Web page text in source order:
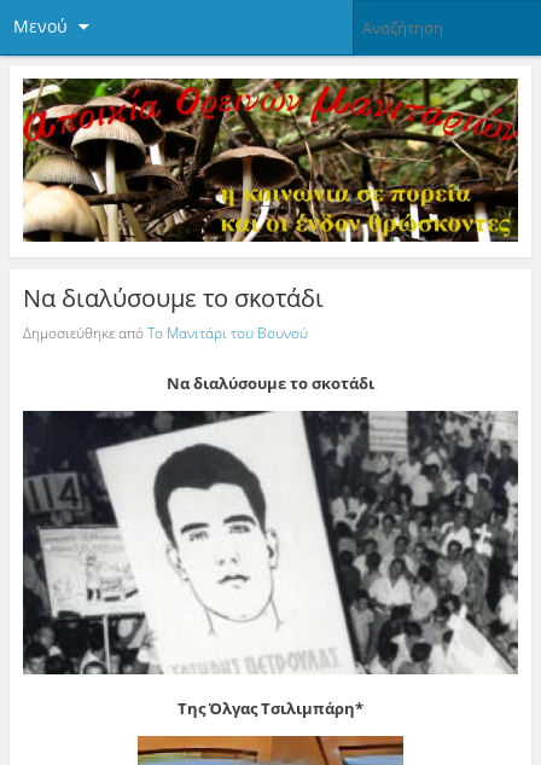
Μενού
Να διαλύσουμε το σκοτάδι
Δημοσιεύθηκε απόΤο Μανιτάρι του Βουνού
Να διαλύσουμε το σκοτάδι
Της Όλγας Τσιλιμπάρη*